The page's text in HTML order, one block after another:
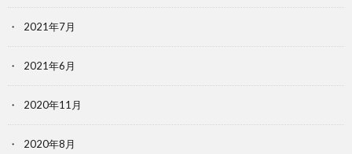
2021年7月
2021年6月
2020年11月
2020年8月